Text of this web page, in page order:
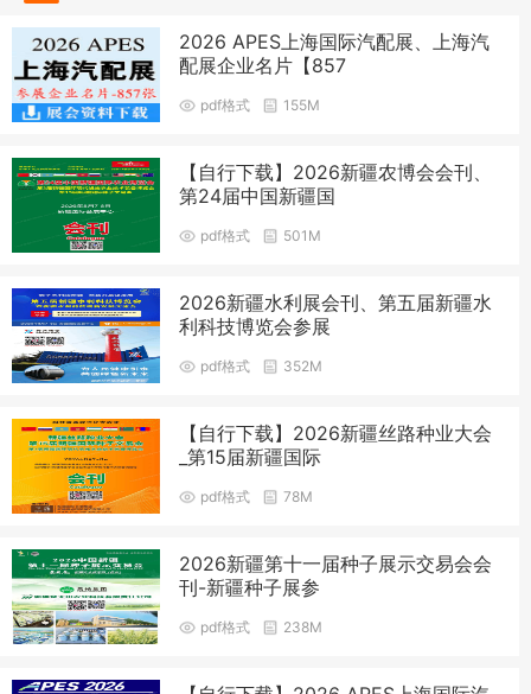
2026 APES上海国际汽配展、上海汽
配展企业名片【857
pdf格式 155M
【自行下载】2026新疆农博会会刊、
第24届中国新疆国
pdf格式 501M
2026新疆水利展会刊、第五届新疆水
利科技博览会参展
pdf格式 352M
【自行下载】2026新疆丝路种业大会
_第15届新疆国际
pdf格式 78M
2026新疆第十一届种子展示交易会会
刊-新疆种子展参
pdf格式 238M